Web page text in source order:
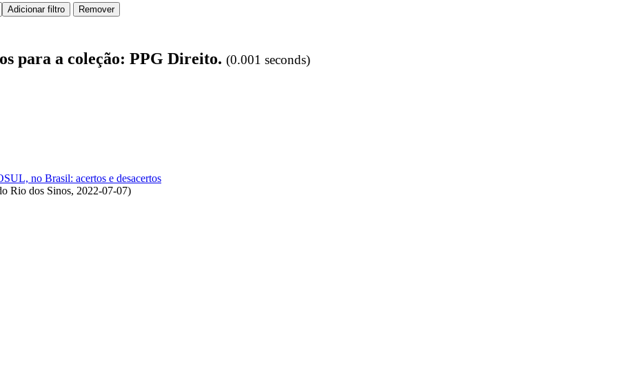
para a coleção: PPG Direito. (0.001 seconds)
no Brasil: acertos e desacertos
Rio dos Sinos, 2022-07-07)